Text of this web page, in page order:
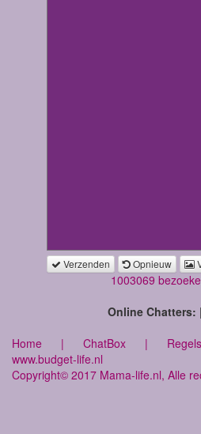
Verzenden Opnieuw
1003069
Online Chatters:
Home | ChatBox | Regels
www.budget-life.nl
Copyright© 2017 Mama-life.nl, Alle